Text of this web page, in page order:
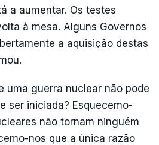
a aumentar. Os testes
à mesa. Alguns Governos
a aquisição destas
uma guerra nuclear não pode
ser iniciada? Esquecemo-
não tornam ninguém
nos que a única razão